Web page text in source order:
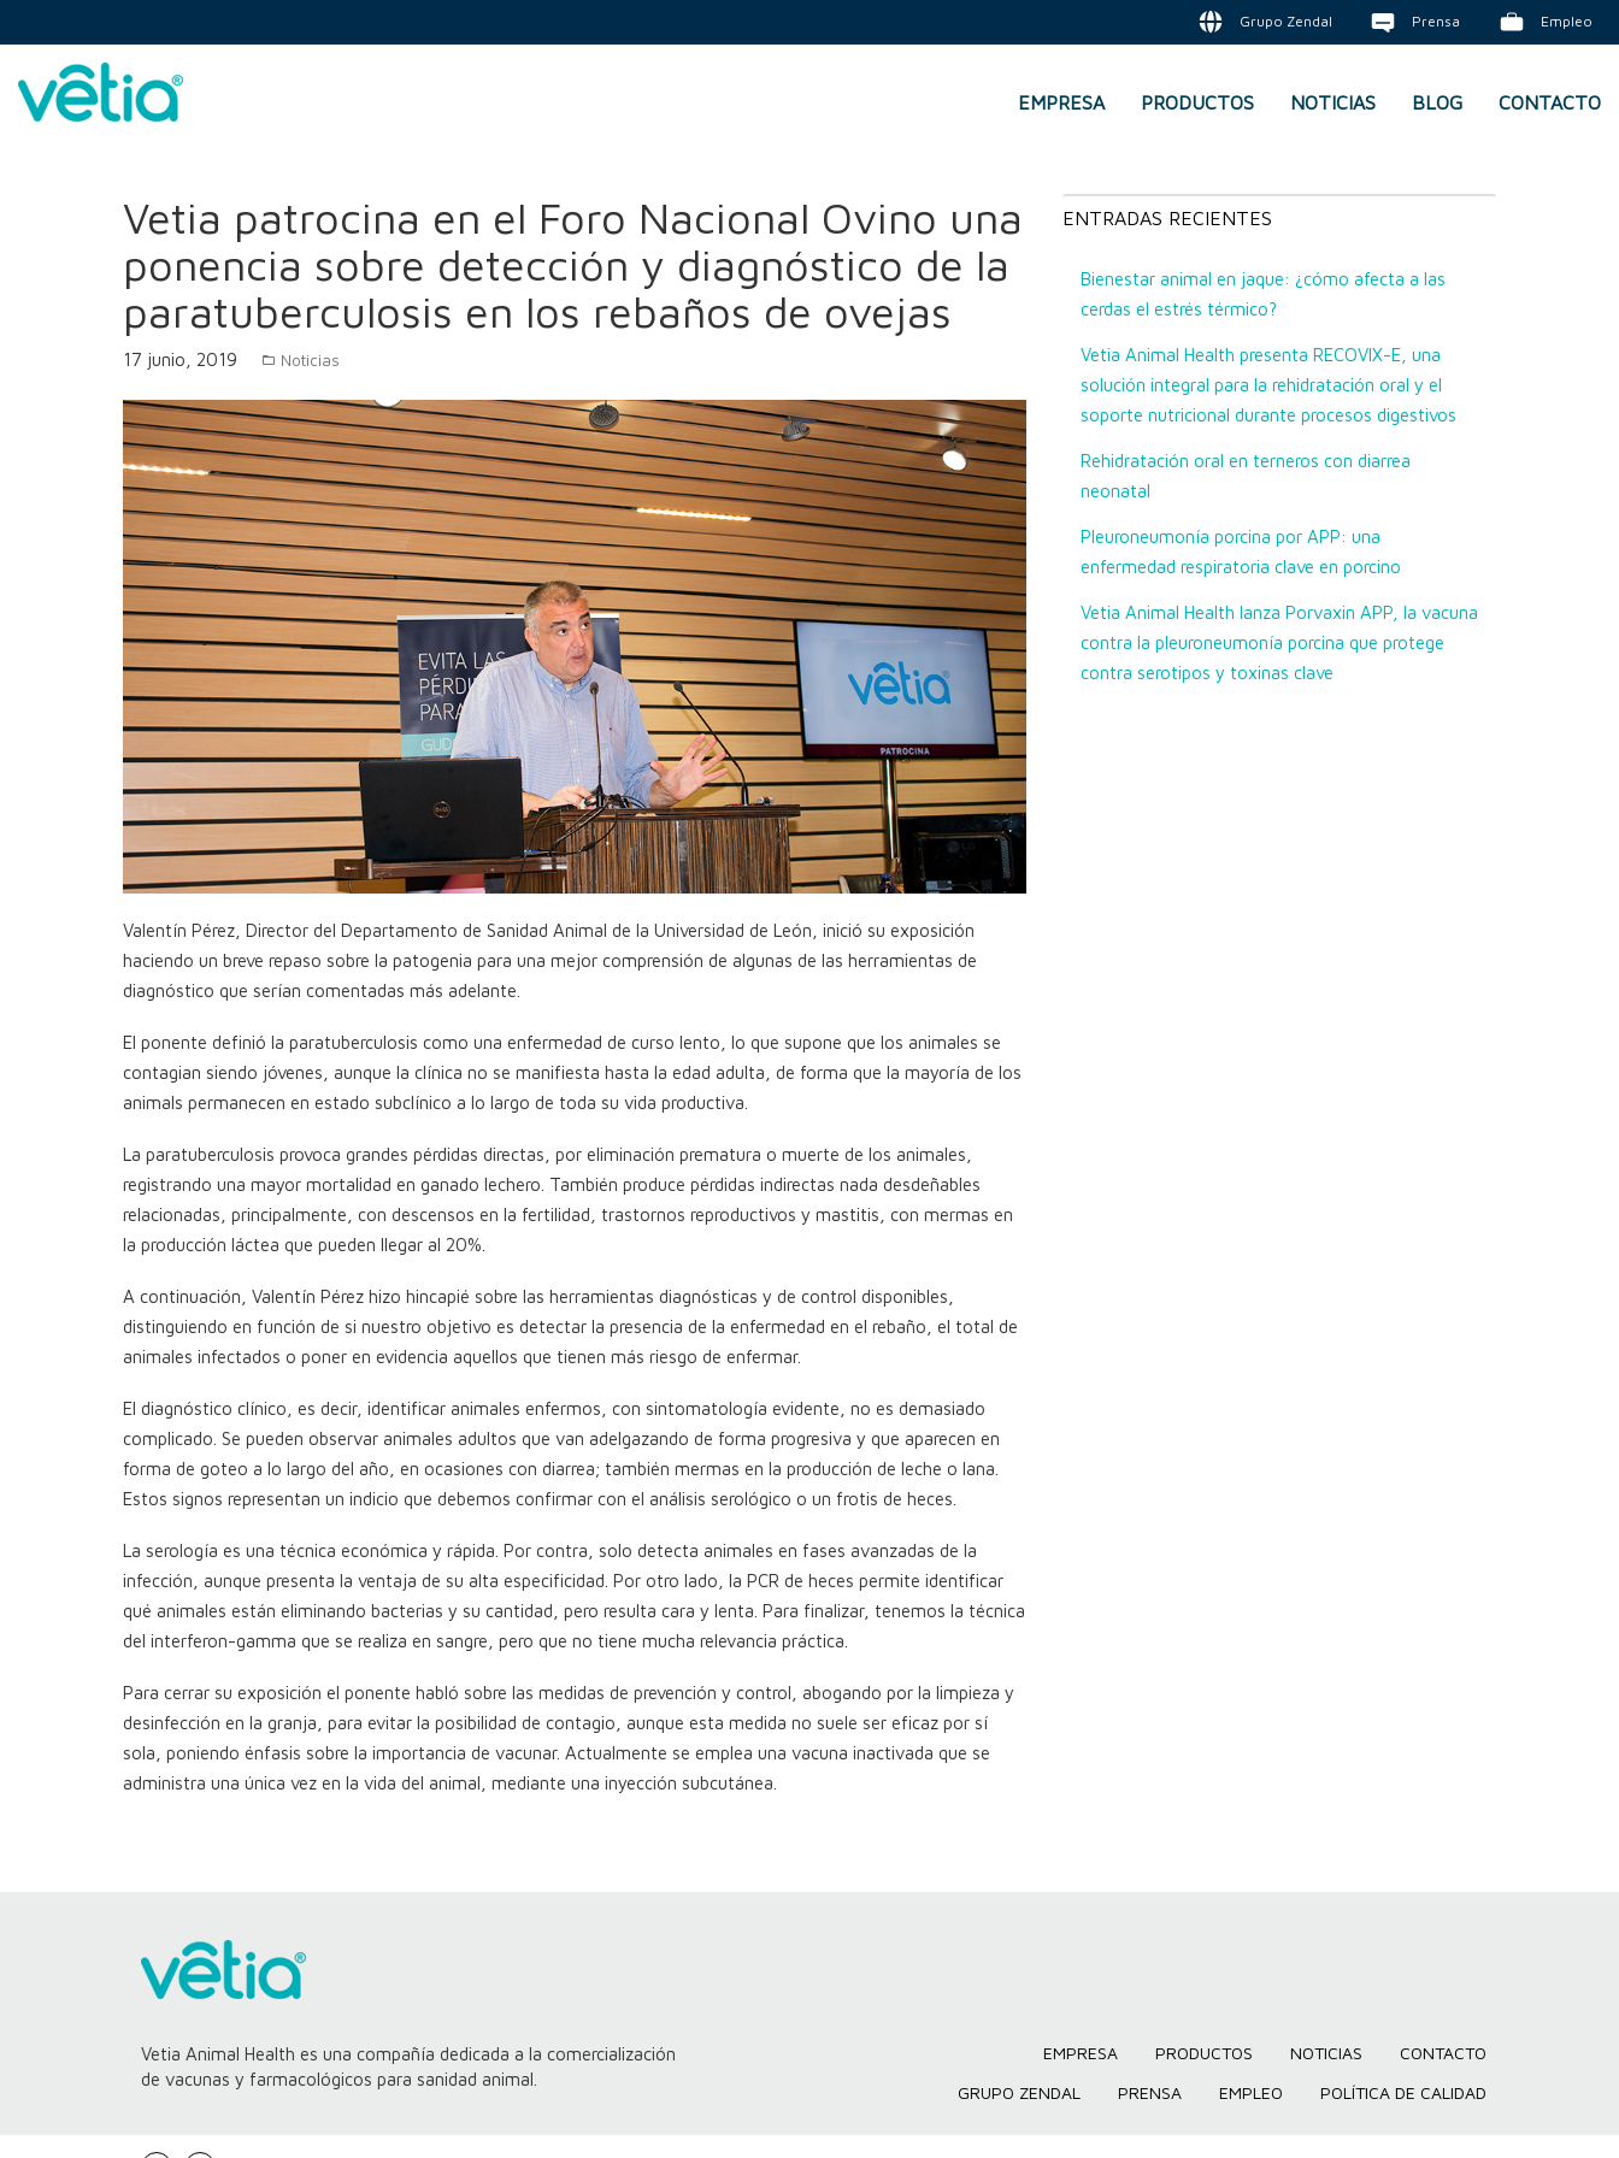
Grupo Zendal Prensa Empleo
EMPRESA PRODUCTOS NOTICIAS BLOG CONTACTO
Vetia> Vetia patrocina en el Foro Nacional Ovino una ponencia sobre detección y diagnóstico de la paratuberculosis en los rebaños de ovejas
Vetia patrocina en el Foro Nacional Ovino una
ponencia sobre detección y diagnóstico de la
paratuberculosis en los rebaños de ovejas
17 junio, 2019 Noticias
Valentín Pérez, Director del Departamento de Sanidad Animal de la Universidad de León, inició su exposición
haciendo un breve repaso sobre la patogenia para una mejor comprensión de algunas de las herramientas de
diagnóstico que serían comentadas más adelante.
El ponente definió la paratuberculosis como una enfermedad de curso lento, lo que supone que los animales se
contagian siendo jóvenes, aunque la clínica no se manifiesta hasta la edad adulta, de forma que la mayoría de los
animals permanecen en estado subclínico a lo largo de toda su vida productiva.
La paratuberculosis provoca grandes pérdidas directas, por eliminación prematura o muerte de los animales,
registrando una mayor mortalidad en ganado lechero. También produce pérdidas indirectas nada desdeñables
relacionadas, principalmente, con descensos en la fertilidad, trastornos reproductivos y mastitis, con mermas en
la producción láctea que pueden llegar al 20%.
A continuación, Valentín Pérez hizo hincapié sobre las herramientas diagnósticas y de control disponibles,
distinguiendo en función de si nuestro objetivo es detectar la presencia de la enfermedad en el rebaño, el total de
animales infectados o poner en evidencia aquellos que tienen más riesgo de enfermar.
El diagnóstico clínico, es decir, identificar animales enfermos, con sintomatología evidente, no es demasiado
complicado. Se pueden observar animales adultos que van adelgazando de forma progresiva y que aparecen en
forma de goteo a lo largo del año, en ocasiones con diarrea; también mermas en la producción de leche o lana.
Estos signos representan un indicio que debemos confirmar con el análisis serológico o un frotis de heces.
La serología es una técnica económica y rápida. Por contra, solo detecta animales en fases avanzadas de la
infección, aunque presenta la ventaja de su alta especificidad. Por otro lado, la PCR de heces permite identificar
qué animales están eliminando bacterias y su cantidad, pero resulta cara y lenta. Para finalizar, tenemos la técnica
del interferon-gamma que se realiza en sangre, pero que no tiene mucha relevancia práctica.
Para cerrar su exposición el ponente habló sobre las medidas de prevención y control, abogando por la limpieza y
desinfección en la granja, para evitar la posibilidad de contagio, aunque esta medida no suele ser eficaz por sí
sola, poniendo énfasis sobre la importancia de vacunar. Actualmente se emplea una vacuna inactivada que se
administra una única vez en la vida del animal, mediante una inyección subcutánea.
ENTRADAS RECIENTES
Bienestar animal en jaque: ¿cómo afecta a las
cerdas el estrés térmico?
Vetia Animal Health presenta RECOVIX-E, una
solución integral para la rehidratación oral y el
soporte nutricional durante procesos digestivos
Rehidratación oral en terneros con diarrea
neonatal
Pleuroneumonía porcina por APP: una
enfermedad respiratoria clave en porcino
Vetia Animal Health lanza Porvaxin APP, la vacuna
contra la pleuroneumonía porcina que protege
contra serotipos y toxinas clave
Vetia Animal Health es una compañía dedicada a la comercialización
de vacunas y farmacológicos para sanidad animal.
EMPRESA PRODUCTOS NOTICIAS
CONTACTO
GRUPO ZENDAL
PRENSA EMPLEO POLÍTICA DE CALIDAD